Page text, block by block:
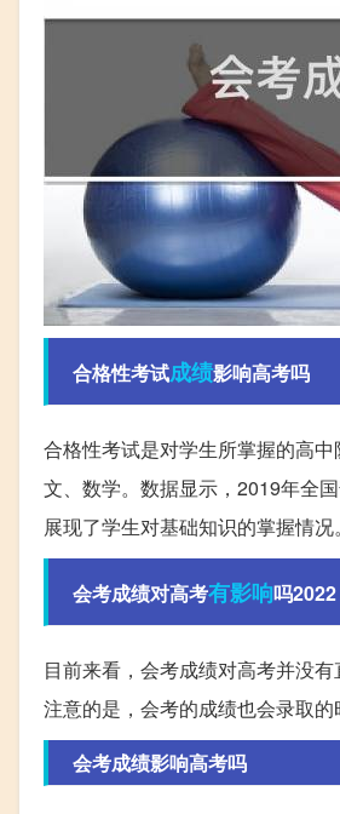
合格性考试成绩影响高考吗
合格性考试是对学生所掌握的高
文、数学。数据显示，2019年全
展现了学生对基础知识的掌握情况。
会考成绩对高考有影响吗2022
目前来看，会考成绩对高考并没
注意的是，会考的成绩也会录取
会考成绩影响高考吗